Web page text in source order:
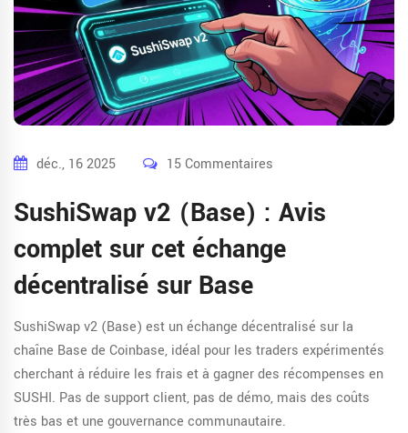
déc., 16 2025 15 Commentaires
SushiSwap v2 (Base) : Avis
complet sur cet échange
décentralisé sur Base
SushiSwap v2 (Base) est un échange décentralisé sur la
chaîne Base de Coinbase, idéal pour les traders expérimentés
cherchant à réduire les frais et à gagner des récompenses en
SUSHI. Pas de support client, pas de démo, mais des coûts
très bas et une gouvernance communautaire.